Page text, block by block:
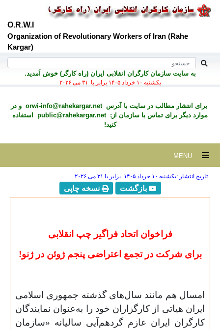
O.R.W.I
Organization of Revolutionary Workers of Iran (Rahe
Kargar)
به سايت سازمان کارگران انقلابی ايران (راه کارگر) خوش آمديد.
يكشنبه ۱۰ خرداد ۱۴۰۵ برابر با ۳۱ می ۲۰۲۶
برای انتشار مطالب در سايت با آدرسorwi-info@rahekargar.net و در
موارد ديگر برای تماس با سازمان از;public@rahekargar.net
استفاده
کنید!
تاریخ انتشار :يكشنبه ۱۰ خرداد ۱۴۰۵ برابر با ۳۱ می ۲۰۲۶
بازگشت نسخه چاپی
فراخوان اتحاد فراگیر چپ انقلابی
برای شرکت در تجمع اعتراضی پنجم ژوئن در ژنو!
امسال هم مانند سال‌های گذشته جمهوری اسلامی
ایران هیاتی از کارگزاران خود را به‌عنوان نمایندگان
کارگران ایران عازم گردهم‌آیی سالیانه «سازمان